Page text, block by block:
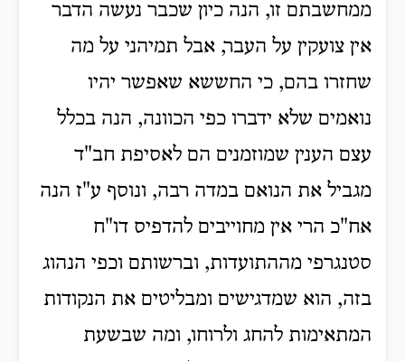
ממחשבתם זו, הנה כיון שכבר נעשה הדבר
אין צועקין על העבר, אבל תמיהני על מה
שחזרו בהם, כי החששא שאפשר יהיו
נואמים שלא ידברו כפי הכוונה, הנה בכלל
עצם הענין שמוזמנים הם לאסיפת חב"ד
מגביל את הנואם במדה רבה, ונוסף ע"ז הנה
אח"כ הרי אין מחוייבים להדפיס דו"ח
סטנגרפי מההתועדות, וברשותם וכפי הנהוג
בזה, הוא שמדגישים ומבליטים את הנקודות
המתאימות להחג ולרוחו, ומה שבשעת